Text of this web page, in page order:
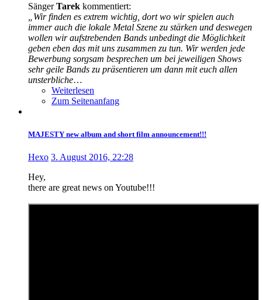
SängerTarek kommentiert:
„Wir finden es extrem wichtig, dort wo wir spielen auch
immer auch die lokale Metal Szene zu stärken und deswegen
wollen wir aufstrebenden Bands unbedingt die Möglichkeit
geben eben das mit uns zusammen zu tun. Wir werden jede
Bewerbung sorgsam besprechen um bei jeweiligen Shows
sehr geile Bands zu präsentieren um dann mit euch allen
unsterbliche…
Weiterlesen
Zum Seitenanfang
MAJESTY new album and short film announcement!!!
Hexo 3. August 2016, 22:28
Hey,
there are great news on Youtube!!!